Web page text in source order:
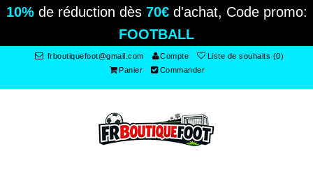
10%de réduction dès 70€d'achat, Code promo:
FOOTBALL
frboutiquefoot@gmail.com Compte
Liste de souhaits (0)
Panier
Commander